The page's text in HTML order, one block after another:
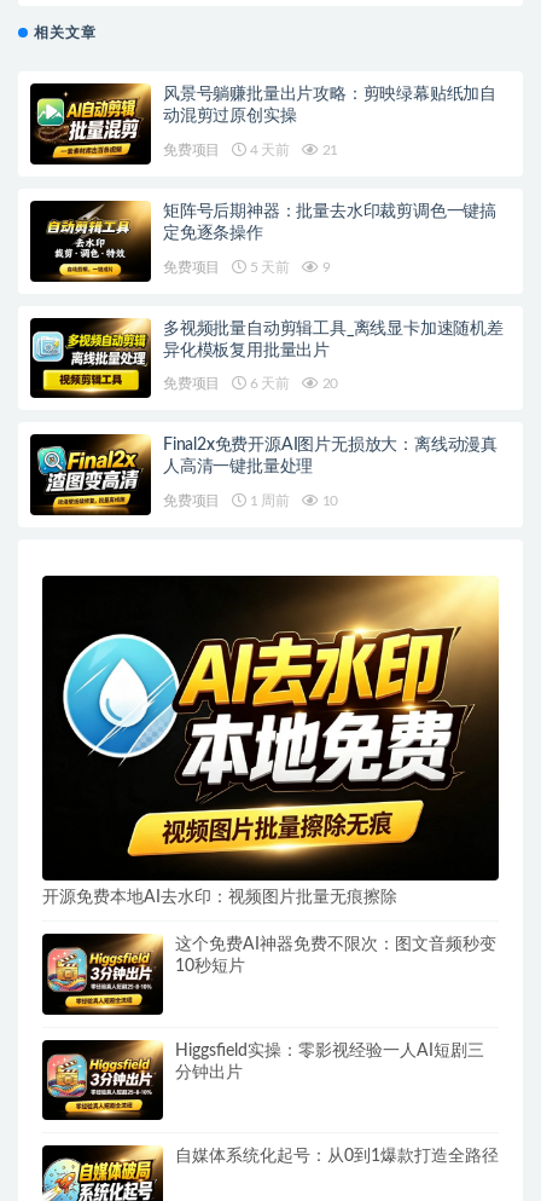
相关文章
风景号躺赚批量出片攻略：剪映绿幕贴纸加自
动混剪过原创实操
免费项目 4 天前 21
矩阵号后期神器：批量去水印裁剪调色一键搞
定免逐条操作
免费项目 5 天前 9
多视频批量自动剪辑工具_离线显卡加速随机差
异化模板复用批量出片
免费项目 6 天前 20
Final2x免费开源AI图片无损放大：离线动漫真
人高清一键批量处理
免费项目 1 周前 10
开源免费本地AI去水印：视频图片批量无痕擦除
这个免费AI神器免费不限次：图文音频秒变
10秒短片
Higgsfield实操：零影视经验一人AI短剧三
分钟出片
自媒体系统化起号：从0到1爆款打造全路径